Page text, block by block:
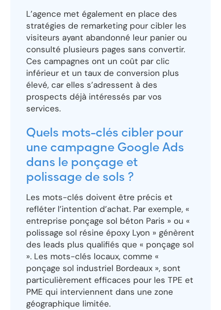
L’agence met également en place des
stratégies de remarketing pour cibler les
visiteurs ayant abandonné leur panier ou
consulté plusieurs pages sans convertir.
Ces campagnes ont un coût par clic
inférieur et un taux de conversion plus
élevé, car elles s’adressent à des
prospects déjà intéressés par vos
services.
Quels mots-clés cibler pour
une campagne Google Ads
dans le ponçage et
polissage de sols ?
Les mots-clés doivent être précis et
refléter l’intention d’achat. Par exemple, «
entreprise ponçage sol béton Paris » ou «
polissage sol résine époxy Lyon » génèrent
des leads plus qualifiés que « ponçage sol
». Les mots-clés locaux, comme «
ponçage sol industriel Bordeaux », sont
particulièrement efficaces pour les TPE et
PME qui interviennent dans une zone
géographique limitée.